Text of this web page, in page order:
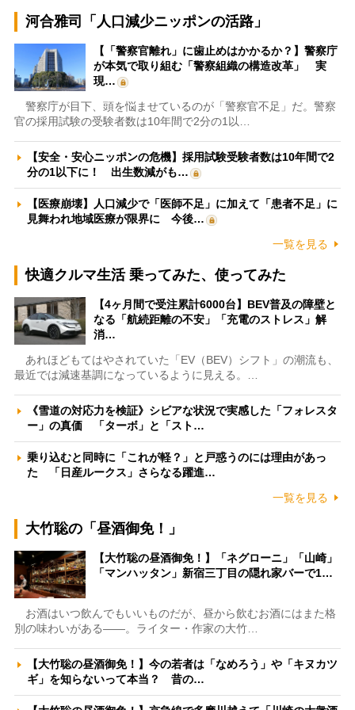
河合雅司「人口減少ニッポンの活路」
【「警察官離れ」に歯止めはかかるか？】警察庁
が本気で取り組む「警察組織の構造改革」 実
現…
警察庁が目下、頭を悩ませているのが「警察官不足」だ。警察
官の採用試験の受験者数は10年間で2分の1以…
【安全・安心ニッポンの危機】採用試験受験者数は10年間で2
分の1以下に！ 出生数減がも…
【医療崩壊】人口減少で「医師不足」に加えて「患者不足」に
見舞われ地域医療が限界に 今後…
一覧を見る
快適クルマ生活 乗ってみた、使ってみた
【4ヶ月間で受注累計6000台】BEV普及の障壁と
なる「航続距離の不安」「充電のストレス」解
消…
あれほどもてはやされていた「EV（BEV）シフト」の潮流も、
最近では減速基調になっているように見える。…
《雪道の対応力を検証》シビアな状況で実感した「フォレスタ
ー」の真価 「ターボ」と「スト…
乗り込むと同時に「これが軽？」と戸惑うのには理由があっ
た 「日産ルークス」さらなる躍進…
一覧を見る
大竹聡の「昼酒御免！」
【大竹聡の昼酒御免！】「ネグローニ」「山崎」
「マンハッタン」新宿三丁目の隠れ家バーで1…
お酒はいつ飲んでもいいものだが、昼から飲むお酒にはまた格
別の味わいがある――。ライター・作家の大竹…
【大竹聡の昼酒御免！】今の若者は「なめろう」や「キヌカツ
ギ」を知らないって本当？ 昔の…